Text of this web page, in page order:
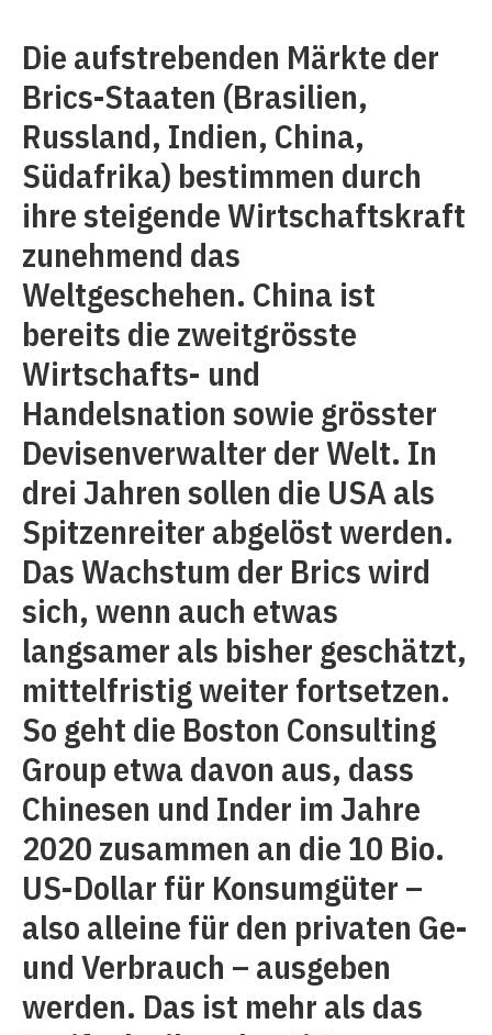
Die aufstrebenden Märkte der
Brics-Staaten (Brasilien,
Russland, Indien, China,
Südafrika) bestimmen durch
ihre steigende Wirtschaftskraft
zunehmend das
Weltgeschehen. China ist
bereits die zweitgrösste
Wirtschafts- und
Handelsnation sowie grösster
Devisenverwalter der Welt. In
drei Jahren sollen die USA als
Spitzenreiter abgelöst werden.
Das Wachstum der Brics wird
sich, wenn auch etwas
langsamer als bisher geschätzt,
mittelfristig weiter fortsetzen.
So geht die Boston Consulting
Group etwa davon aus, dass
Chinesen und Inder im Jahre
2020 zusammen an die 10 Bio.
US-Dollar für Konsumgüter –
also alleine für den privaten Ge-
und Verbrauch – ausgeben
werden. Das ist mehr als das